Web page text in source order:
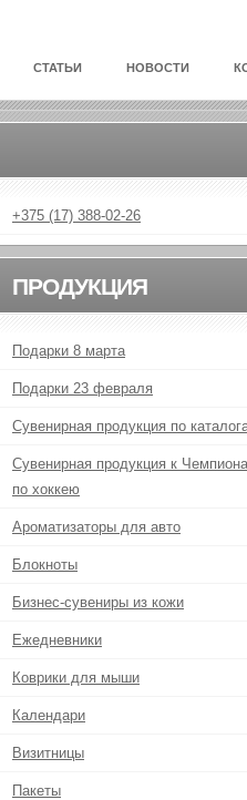
СТАТЬИ НОВОСТИ
+375 (17) 388-02-26
ПРОДУКЦИЯ
Подарки 8 марта
Подарки 23 февраля
Сувенирная продукция по
Сувенирная продукция к
по хоккею
Ароматизаторы для авто
Блокноты
Бизнес-сувениры из кожи
Ежедневники
Коврики для мыши
Календари
Визитницы
Пакеты